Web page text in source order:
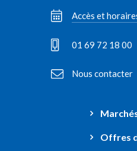
Accès et
01 69 72 18 00
Nous contacter
Offres